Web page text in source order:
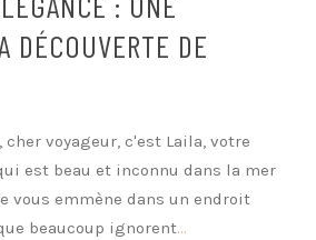
DÉCOUVERTE DE
cher voyageur, c'est Laila, votre
est beau et inconnu dans la mer
vous emmène dans un endroit
beaucoup ignorent...